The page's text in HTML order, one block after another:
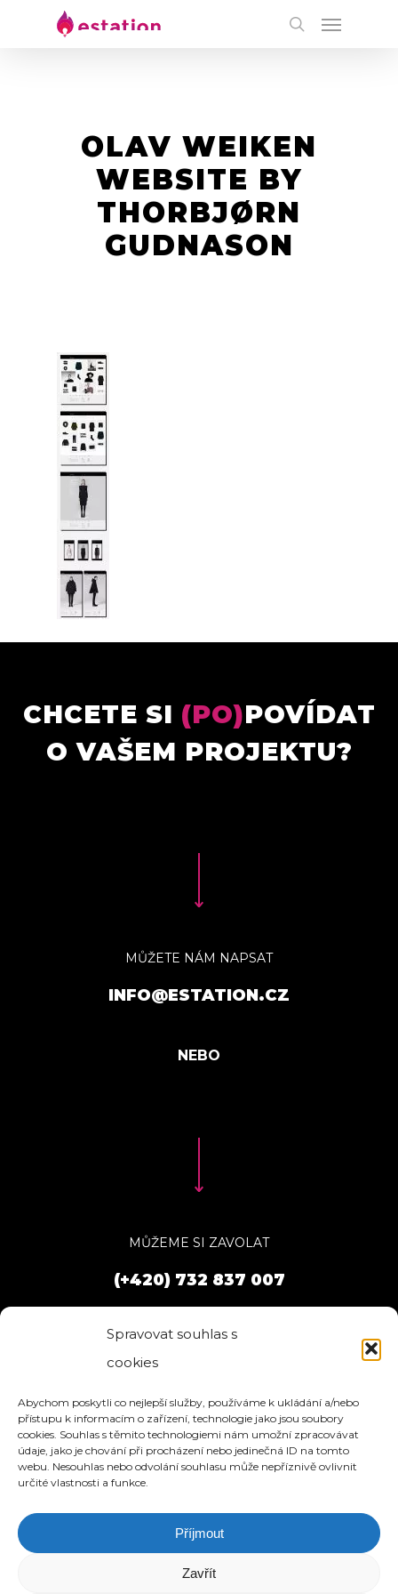
Spravovat souhlas s
cookies
Abychom poskytli co nejlepší služby, používáme k ukládání a/nebo
přístupu k informacím o zařízení, technologie jako jsou soubory
cookies. Souhlas s těmito technologiemi nám umožní zpracovávat
údaje, jako je chování při procházení nebo jedinečná ID na tomto
webu. Nesouhlas nebo odvolání souhlasu může nepříznivě ovlivnit
určité vlastnosti a funkce.
Příjmout
Zavřít
OLAV WEIKEN
WEBSITE BY
THORBJØRN
GUDNASON
CHCETE SI (PO)POVÍDAT
O VAŠEM PROJEKTU?
MŮŽETE NÁM NAPSAT
INFO@ESTATION.CZ
MŮŽEME SI ZAVOLAT
(+420) 732 837 007
O NÁS
BLOG NÁVODY